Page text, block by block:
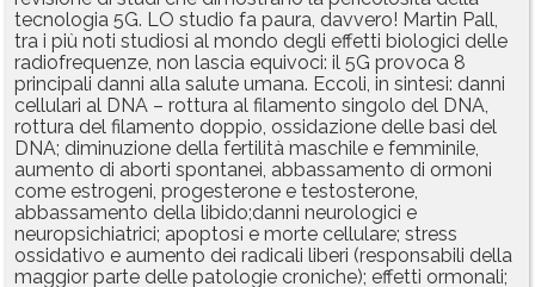
tecnologia 5G. LO studio fa paura, davvero! Martin Pall,
tra i più noti studiosi al mondo degli effetti biologici delle
radiofrequenze, non lascia equivoci: il 5G provoca 8
principali danni alla salute umana. Eccoli, in sintesi: danni
cellulari al DNA – rottura al filamento singolo del DNA,
rottura del filamento doppio, ossidazione delle basi del
DNA; diminuzione della fertilità maschile e femminile,
aumento di aborti spontanei, abbassamento di ormoni
come estrogeni, progesterone e testosterone,
abbassamento della libido;danni neurologici e
neuropsichiatrici; apoptosi e morte cellulare; stress
ossidativo e aumento dei radicali liberi (responsabili della
maggior parte delle patologie croniche); effetti ormonali;